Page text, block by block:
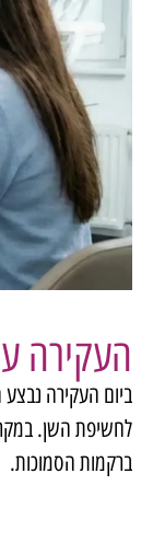
העקירה
ביום העקירה
לחשיפת השן.
ברקמות הסמוכות.